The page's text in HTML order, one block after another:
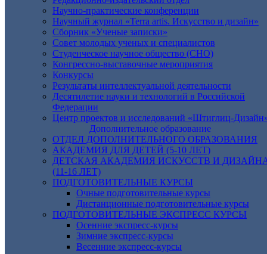
Научно-практические конференции
Научный журнал «Terra artis. Искусство и дизайн»
Сборник «Ученые записки»
Совет молодых ученых и специалистов
Студенческое научное общество (СНО)
Конгрессно-выставочные мероприятия
Конкурсы
Результаты интеллектуальной деятельности
Десятилетие науки и технологий в Российской
Федерации
Центр проектов и исследований «Штиглиц-
Дополнительное образование
ОТДЕЛ ДОПОЛНИТЕЛЬНОГО ОБРАЗОВАНИЯ
АКАДЕМИЯ ДЛЯ ДЕТЕЙ (5-10 ЛЕТ)
ДЕТСКАЯ АКАДЕМИЯ ИСКУССТВ И
(11-16 ЛЕТ)
ПОДГОТОВИТЕЛЬНЫЕ КУРСЫ
Очные подготовительные курсы
Дистанционные подготовительные курсы
ПОДГОТОВИТЕЛЬНЫЕ ЭКСПРЕСС КУРСЫ
Осенние экспресс-курсы
Зимние экспресс-курсы
Весенние экспресс-курсы